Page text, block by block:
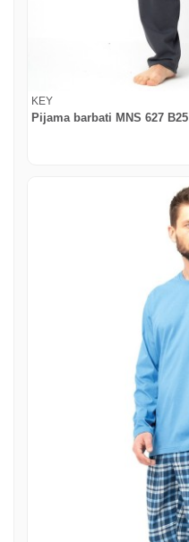
KEY
Pijama barbati MNS 627 B25